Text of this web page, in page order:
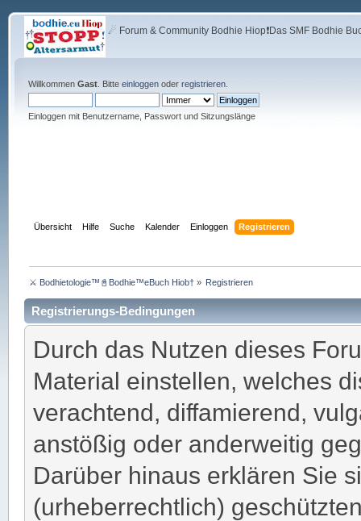
☄ Forum & Community Bodhie Hiop❗Das SMF Bodhie
Willkommen Gast. Bitte einloggenoder registrieren.
Einloggen mit Benutzername, Passwort und Sitzungslänge
Übersicht Hilfe Suche Kalender Einloggen Registrieren
⚔ Bodhietologie™📓Bodhie™eBuch Hiob† » Registrieren
Registrierungs-Bedingungen
Durch das Nutzen dieses
Material einstellen, welches
verachtend, diffamierend,
anstößig oder anderweitig
Darüber hinaus erklären Sie
(urheberrechtlich)